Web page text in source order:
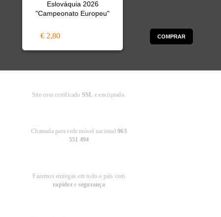
Eslováquia 2026
"Campeonato Europeu"
€ 2,80 COMPRAR
Site com certificado SSL e encriptado.
Chamada para rede móvel nacional963
551 494
Fazemos entregas em todo o país com
rapideze segurança